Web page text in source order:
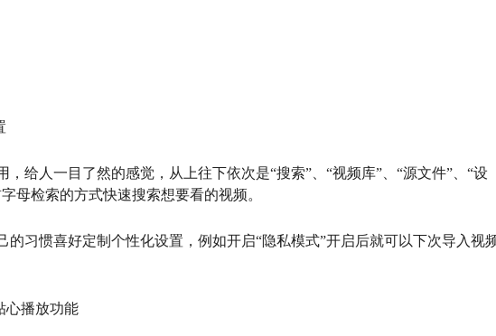
，给人一目了然的感觉，从上往下依次是“搜索”、“视频库”、“源文件”、“设
母检索的方式快速搜索想要看的视频。
的习惯喜好定制个性化设置，例如开启“隐私模式”开启后就可以下次导入视
心播放功能